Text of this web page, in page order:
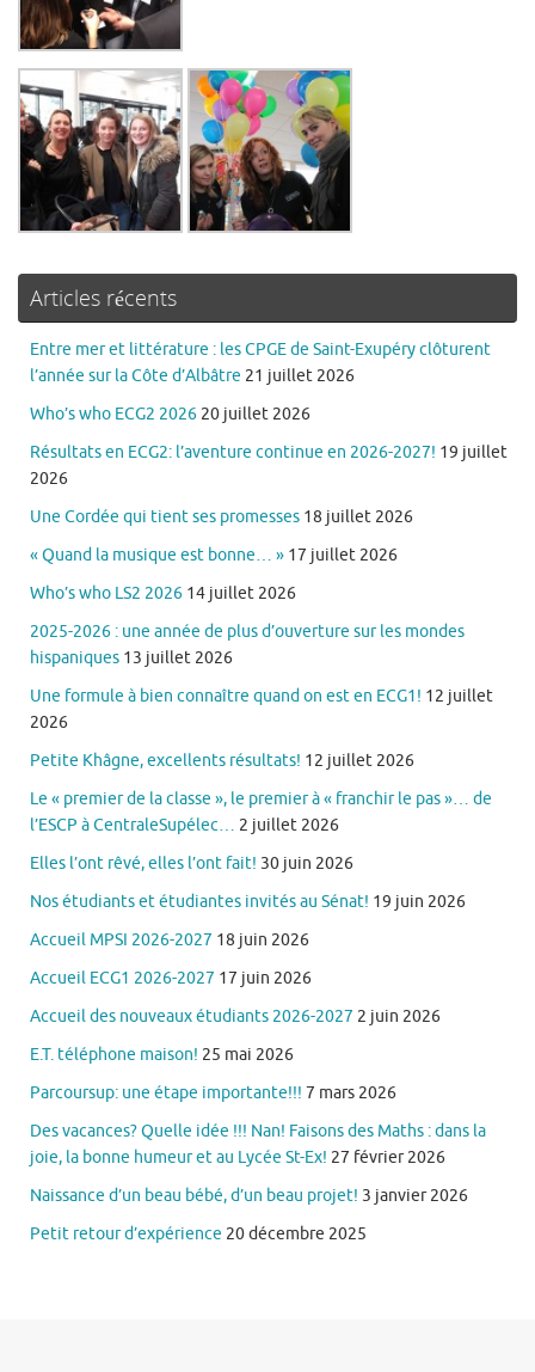
Articles récents
Entre mer et littérature : les CPGE de Saint-Exupéry clôturent
l’année sur la Côte d’Albâtre 21 juillet 2026
Who’s who ECG2 2026 20 juillet 2026
Résultats en ECG2: l’aventure continue en 2026-2027! 19 juillet
2026
Une Cordée qui tient ses promesses 18 juillet 2026
« Quand la musique est bonne… » 17 juillet 2026
Who’s who LS2 2026 14 juillet 2026
2025-2026 : une année de plus d’ouverture sur les mondes
hispaniques 13 juillet 2026
Une formule à bien connaître quand on est en ECG1! 12 juillet
2026
Petite Khâgne, excellents résultats! 12 juillet 2026
Le « premier de la classe », le premier à « franchir le pas »… de
l’ESCP à CentraleSupélec… 2 juillet 2026
Elles l’ont rêvé, elles l’ont fait! 30 juin 2026
Nos étudiants et étudiantes invités au Sénat! 19 juin 2026
Accueil MPSI 2026-2027 18 juin 2026
Accueil ECG1 2026-2027 17 juin 2026
Accueil des nouveaux étudiants 2026-2027 2 juin 2026
E.T. téléphone maison! 25 mai 2026
Parcoursup: une étape importante!!! 7 mars 2026
Des vacances? Quelle idée !!! Nan! Faisons des Maths : dans la
joie, la bonne humeur et au Lycée St-Ex! 27 février 2026
Naissance d’un beau bébé, d’un beau projet! 3 janvier 2026
Petit retour d’expérience 20 décembre 2025